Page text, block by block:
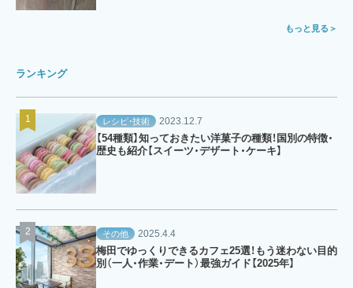
もっと見る
ランキング
レシピ・技術 2023.12.7
【54種類】知っておきたい洋菓子の種類！国別の特徴・
歴史も紹介【スイーツ・デザート・ケーキ】
その他 2025.4.4
梅田でゆっくりできるカフェ25選！もう迷わない目的
別（一人・作業・デート）最強ガイド【2025年】